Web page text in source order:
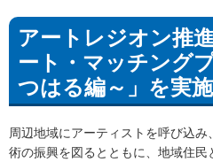
アートレジオン推
ート・マッチング
つはる編～」を実
周辺地域にアーティストを呼び込
術の振興を図るとともに、地域住